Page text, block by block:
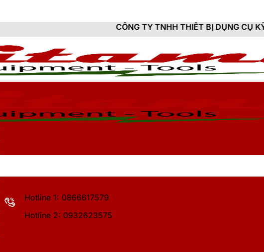
CÔNG TY TNHH THIẾT BỊ DỤNG CỤ KỸ THUẬT
Hotline 1: 0866617579
Hotline 2: 0932623575